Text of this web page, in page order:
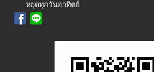
หยุดทุกวันอาทิตย์